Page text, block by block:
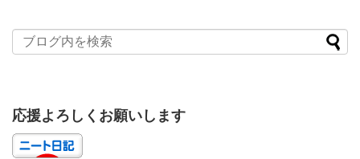
応援よろしくお願いします